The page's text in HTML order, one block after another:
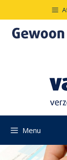
de
inhoud
Menu